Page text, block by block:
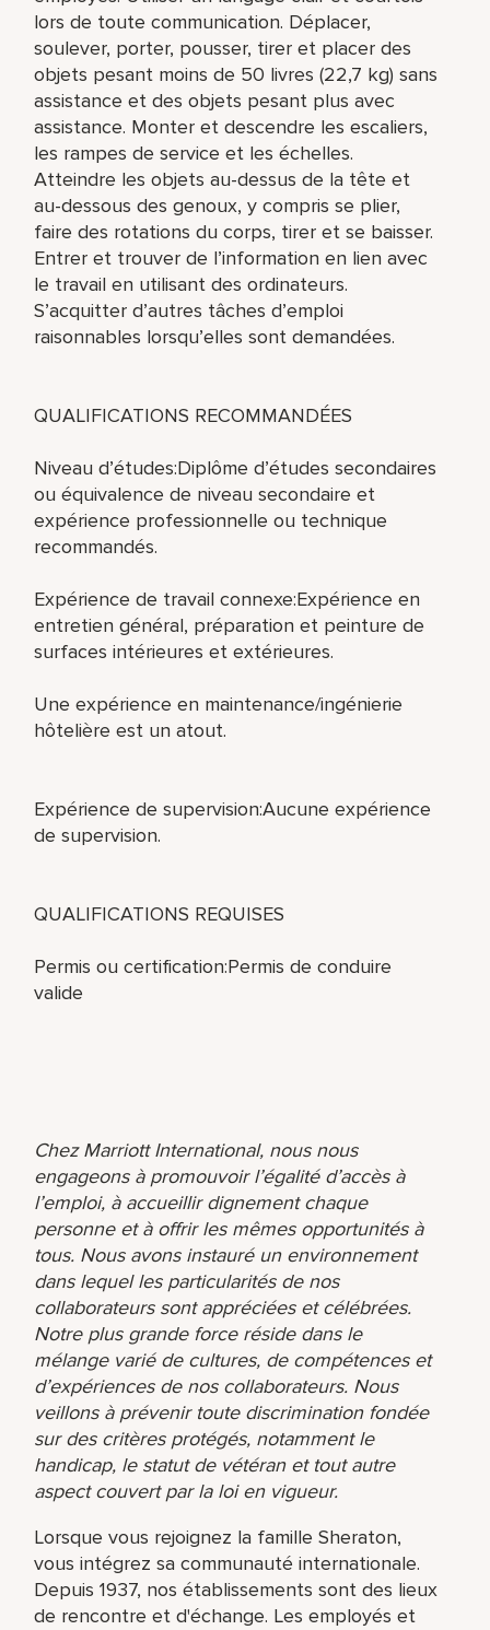
lors de toute communication. Déplacer,
soulever, porter, pousser, tirer et placer des
objets pesant moins de 50 livres (22,7 kg) sans
assistance et des objets pesant plus avec
assistance. Monter et descendre les escaliers,
les rampes de service et les échelles.
Atteindre les objets au-dessus de la tête et
au-dessous des genoux, y compris se plier,
faire des rotations du corps, tirer et se baisser.
Entrer et trouver de l’information en lien avec
le travail en utilisant des ordinateurs.
S’acquitter d’autres tâches d’emploi
raisonnables lorsqu’elles sont demandées.
QUALIFICATIONS RECOMMANDÉES
Niveau d’études:Diplôme d’études secondaires
ou équivalence de niveau secondaire et
expérience professionnelle ou technique
recommandés.
Expérience de travail connexe:Expérience en
entretien général, préparation et peinture de
surfaces intérieures et extérieures.
Une expérience en maintenance/ingénierie
hôtelière est un atout.
Expérience de supervision:Aucune expérience
de supervision.
QUALIFICATIONS REQUISES
Permis ou certification:Permis de conduire
valide
Chez Marriott International, nous nous
engageons à promouvoir l’égalité d’accès à
l’emploi, à accueillir dignement chaque
personne et à offrir les mêmes opportunités à
tous. Nous avons instauré un environnement
dans lequel les particularités de nos
collaborateurs sont appréciées et célébrées.
Notre plus grande force réside dans le
mélange varié de cultures, de compétences et
d’expériences de nos collaborateurs. Nous
veillons à prévenir toute discrimination fondée
sur des critères protégés, notamment le
handicap, le statut de vétéran et tout autre
aspect couvert par la loi en vigueur.
Lorsque vous rejoignez la famille Sheraton,
vous intégrez sa communauté internationale.
Depuis 1937, nos établissements sont des lieux
de rencontre et d'échange. Les employés et